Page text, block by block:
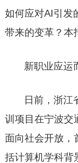
如何应对AI引发
带来的变革？本
新职业应运
日前，浙江
训项目在宁波交
面向社会开放，
括计算机学科背